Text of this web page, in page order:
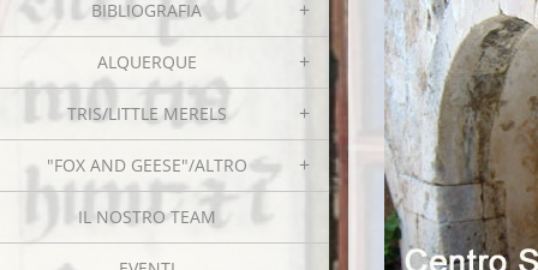
BIBLIOGRAFIA
ALQUERQUE
TRIS/LITTLE MERELS
"FOX AND GEESE"/ALTRO
IL NOSTRO TEAM